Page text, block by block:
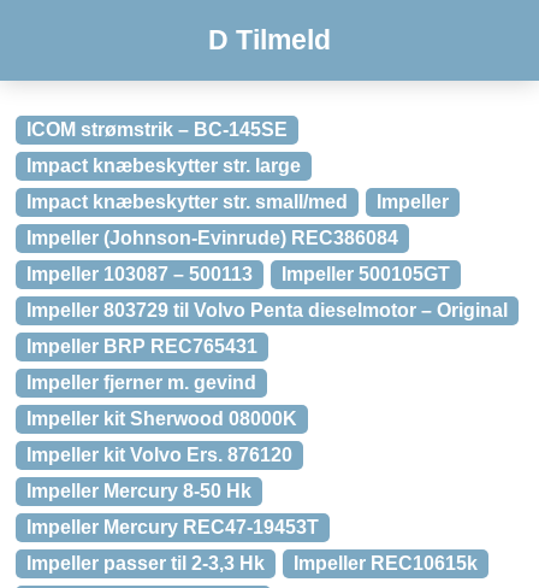
D Tilmeld
ICOM strømstrik – BC-145SE
Impact knæbeskytter str. large
Impact knæbeskytter str. small/med
Impeller
Impeller (Johnson-Evinrude) REC386084
Impeller 103087 – 500113
Impeller 500105GT
Impeller 803729 til Volvo Penta dieselmotor – Original
Impeller BRP REC765431
Impeller fjerner m. gevind
Impeller kit Sherwood 08000K
Impeller kit Volvo Ers. 876120
Impeller Mercury 8-50 Hk
Impeller Mercury REC47-19453T
Impeller passer til 2-3,3 Hk
Impeller REC10615k